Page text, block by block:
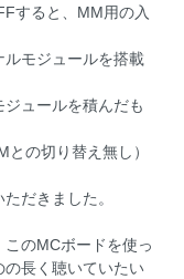
すると、MM用の入
モジュールを搭載
ュールを積んだも
の切り替え無し）
だきました。
のMCボードを使っ
長く聴いていたい